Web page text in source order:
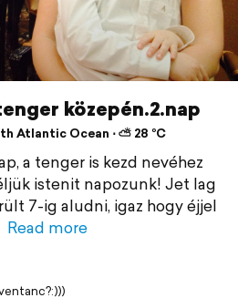
közepén.2.nap
Atlantic Ocean ⋅ ⛅ 28 °C
a tenger is kezd nevéhez
istenit napozunk! Jet lag
7-ig aludni, igaz hogy éjjel
Read more